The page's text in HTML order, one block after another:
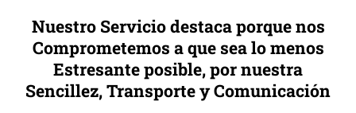
Nuestro Servicio destaca porque nos
Comprometemos a que sea lo menos
Estresante posible, por nuestra
Sencillez, Transporte y Comunicación